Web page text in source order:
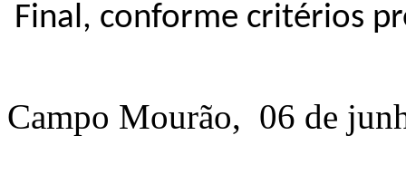
Final, conforme critérios
Campo Mourão, 06 de